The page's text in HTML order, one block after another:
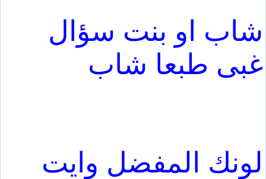
شاب او بنت سؤال
غبى طبعا شاب
لونك المفضل وايت